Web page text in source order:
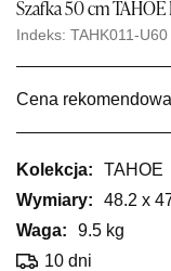
Szafka 50 cm TAHOE
Indeks: TAHK011-U60
Cena
Kolekcja:
TAHOE
Wymiary:
48.2 x
Waga:
9.5 kg
10 dni